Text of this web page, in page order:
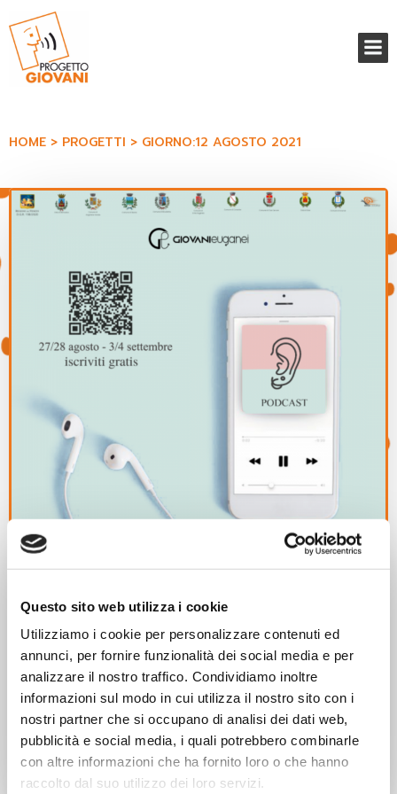
Questo sito web utilizza i cookie
Utilizziamo i cookie per personalizzare contenuti ed
annunci, per fornire funzionalità dei social media e per
analizzare il nostro traffico. Condividiamo inoltre
informazioni sul modo in cui utilizza il nostro sito con i
nostri partner che si occupano di analisi dei dati web,
pubblicità e social media, i quali potrebbero combinarle
con altre informazioni che ha fornito loro o che hanno
raccolto dal suo utilizzo dei loro servizi.
HOME PROGETTI GIORNO:12 AGOSTO 2021
Piano Giovani
Giovani Euganei – Podcast Lab
Progetto finanziato dalla Regione Veneto nell’ambito del
Piano Giovani “GIOVANI EUGANEI” (d.g.r. 198/2020) in
collaborazione con […]
Leggi di più